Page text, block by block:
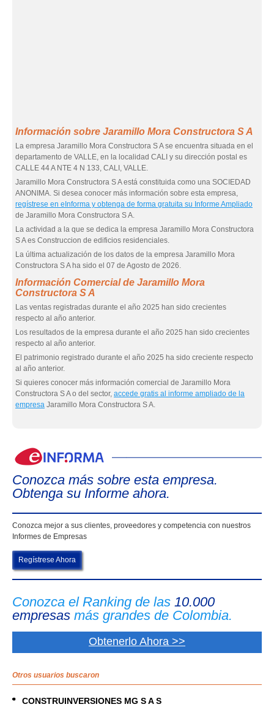
Información sobre Jaramillo Mora Constructora S A
La empresa Jaramillo Mora Constructora S A se encuentra situada en el
departamento de VALLE, en la localidad CALI y su dirección postal es
CALLE 44 A NTE 4 N 133, CALI, VALLE.
Jaramillo Mora Constructora S A está constituida como una SOCIEDAD
ANONIMA. Si desea conocer más información sobre esta empresa,
regístrese en eInforma y obtenga de forma gratuita su Informe Ampliado
de Jaramillo Mora Constructora S A.
La actividad a la que se dedica la empresa Jaramillo Mora Constructora
S A es Construccion de edificios residenciales.
La última actualización de los datos de la empresa Jaramillo Mora
Constructora S A ha sido el 07 de Agosto de 2026.
Información Comercial de Jaramillo Mora
Constructora S A
Las ventas registradas durante el año 2025 han sido crecientes
respecto al año anterior.
Los resultados de la empresa durante el año 2025 han sido crecientes
respecto al año anterior.
El patrimonio registrado durante el año 2025 ha sido creciente respecto
al año anterior.
Si quieres conocer más información comercial de Jaramillo Mora
Constructora S A o del sector, accede gratis al informe ampliado de la
empresa Jaramillo Mora Constructora S A.
Conozca más sobre esta empresa.
Obtenga su Informe ahora.
Conozca mejor a sus clientes, proveedores y competencia con nuestros
Informes de Empresas
Regístrese Ahora
Conozca el Ranking de las 10.000
empresas más grandes de Colombia.
Obtenerlo Ahora >>
Otros usuarios buscaron
CONSTRUINVERSIONES MG S A S